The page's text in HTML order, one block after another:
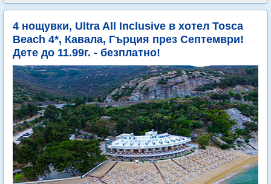
4 нощувки, Ultra All Inclusive в хотел Tosca
Beach 4*, Кавала, Гърция през Септември!
Дете до 11.99г. - безплатно!